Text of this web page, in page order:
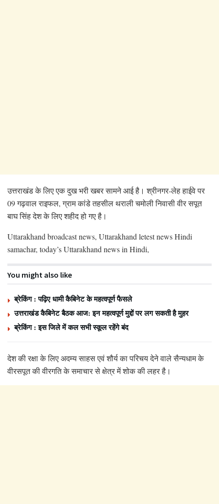
उत्तराखंड के लिए एक दुख भरी खबर सामने आई है। श्रीनगर-लेह हाईवे पर
09 गढ़वाल राइफल, ग्राम कांडे तहसील थराली चमोली निवासी वीर सपूत
बाघ सिंह देश के लिए शहीद हो गए है।
Uttarakhand broadcast news, Uttarakhand letest news Hindi
samachar, today’s Uttarakhand news in Hindi,
You might also like
ब्रेकिंग : पढ़िए धामी कैबिनेट के महत्वपूर्ण फैसले
उत्तराखंड कैबिनेट बैठक आज: इन महत्वपूर्ण मुद्दों पर लग सकती है मुहर
ब्रेकिंग : इस जिले में कल सभी स्कूल रहेंगे बंद
देश की रक्षा के लिए अदम्य साहस एवं शौर्य का परिचय देने वाले सैन्यधाम के
वीरसपूत की वीरगति के समाचार से क्षेत्र में शोक की लहर है।